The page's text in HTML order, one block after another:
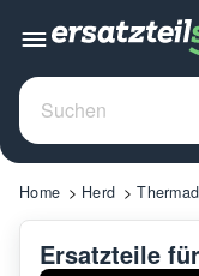
Home Herd
Ersatzteile